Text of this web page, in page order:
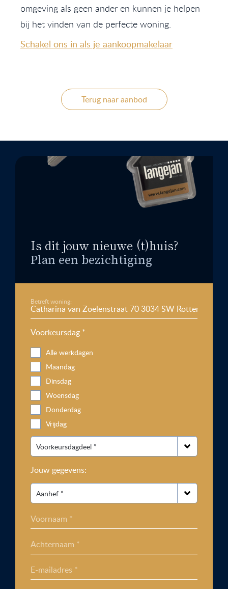
omgeving als geen ander en kunnen je helpen
bij het vinden van de perfecte woning.
Schakel ons in als je aankoopmakelaar
Terug naar aanbod
Is dit jouw nieuwe (t)huis?
Plan een bezichtiging
Betreft woning:
Voorkeursdag *
Alle werkdagen
Maandag
Dinsdag
Woensdag
Donderdag
Vrijdag
Jouw gegevens:
Voornaam *
Achternaam *
E-mailadres *